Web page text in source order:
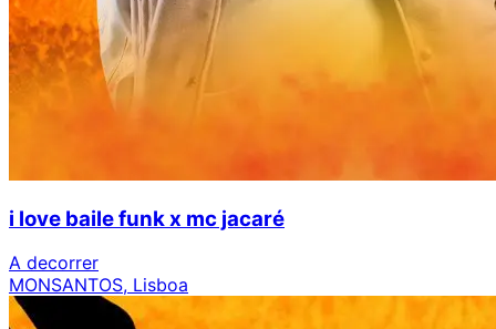
i love baile funk x mc jacaré
A decorrer
MONSANTOS, Lisboa